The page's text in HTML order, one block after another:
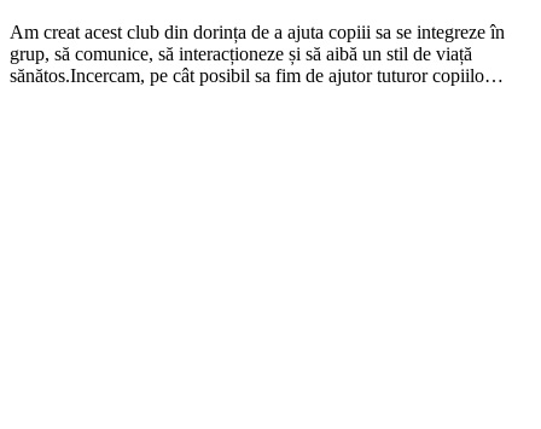
Am creat acest club din dorința de a ajuta copiii sa se integreze în
grup, să comunice, să interacționeze și să aibă un stil de viață
sănătos.Incercam, pe cât posibil sa fim de ajutor tuturor copiilo…